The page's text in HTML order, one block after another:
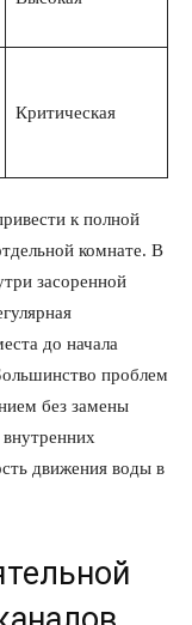
Критическая
к полной
комнате. В
засоренной
до начала
проблем
без замены
движения воды в